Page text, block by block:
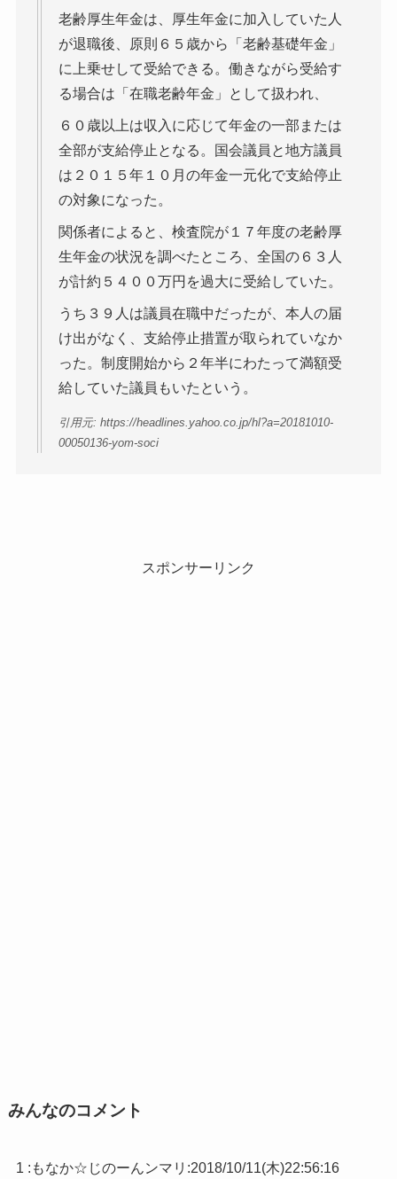
老齢厚生年金は、厚生年金に加入していた人
が退職後、原則６５歳から「老齢基礎年金」
に上乗せして受給できる。働きながら受給す
る場合は「在職老齢年金」として扱われ、
６０歳以上は収入に応じて年金の一部または
全部が支給停止となる。国会議員と地方議員
は２０１５年１０月の年金一元化で支給停止
の対象になった。
関係者によると、検査院が１７年度の老齢厚
生年金の状況を調べたところ、全国の６３人
が計約５４００万円を過大に受給していた。
うち３９人は議員在職中だったが、本人の届
け出がなく、支給停止措置が取られていなか
った。制度開始から２年半にわたって満額受
給していた議員もいたという。
引用元: https://headlines.yahoo.co.jp/hl?a=20181010-
00050136-yom-soci
スポンサーリンク
みんなのコメント
1 : もなか☆じのーんンマリ :2018/10/11(木)22:56:16